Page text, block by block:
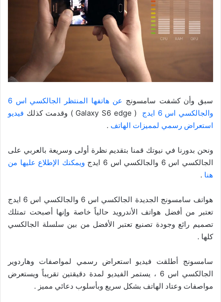
سبق وأن كشفت سامسونج
عن هاتفها المنتظر الجالكسي اس 6
والجالكسي اس 6 ايدج
( Galaxy S6 edge ) وقدمت كذلك
فيديو
استعراض رسمي لمميزات الهاتف .
ونحن بدورنا في نيوتك قمنا بتقديم نظرة أولى وسريعة بالعربي على
الجالكسي اس 6 والجالكسي اس 6 ايدج
ويمكنك الإطلاع عليها من
هنا .
هواتف سامسونج الجديدة الجالكسي اس 6 والجالكسي اس 6 ايدج
تعتبر من أفضل هواتف الأندرويد حالياً خاصة وإنها أصبحت تمتلك
تصميم رائع وجودة تصنيع تعتبر الأفضل من بين سلسلة الجالكسي
كلها .
سامسونج أطلقت فيديو استعراض رسمي لمواصفات وهاردوير
الجالكسي اس 6 ، يستمر الفيديو لمدة دقيقتين تقريباً ويستعرض
مواصفات وعتاد الهاتف بشكل سريع وبأسلوب دعائي مميز .